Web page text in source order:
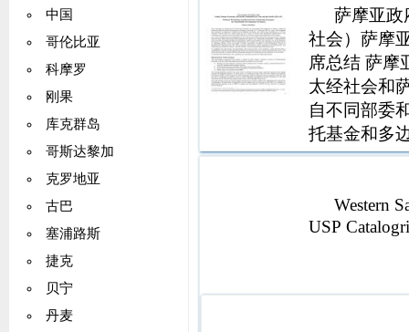
中国
哥伦比亚
科摩罗
刚果
库克群岛
哥斯达黎加
克罗地亚
古巴
塞浦路斯
捷克
贝宁
丹麦
242745
0273
求组合预测
MW 柴油机
电总量 7 新
生能源总量
Hydro Solar
2013 300％
18566 5 5
7602 5372
萨摩亚政
社会）萨摩
席总结 萨摩
太经社会和
自不同部委
托基金和多
其他政要 部
权，包括将
Western
USP